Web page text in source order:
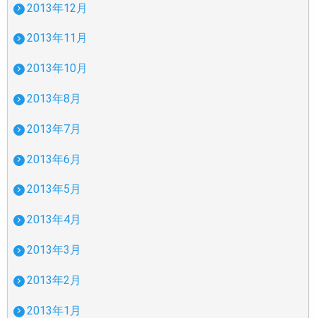
2013年12月
2013年11月
2013年10月
2013年8月
2013年7月
2013年6月
2013年5月
2013年4月
2013年3月
2013年2月
2013年1月